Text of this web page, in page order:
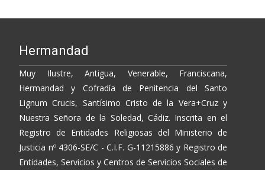
Hermandad
Muy Ilustre, Antigua, Venerable, Franciscana,
Hermandad y Cofradía de Penitencia del Santo
Lignum Crucis, Santísimo Cristo de la Vera+Cruz y
Nuestra Señora de la Soledad, Cádiz. Inscrita en el
Registro de Entidades Religiosas del Ministerio de
Justicia nº 4306-SE/C - C.I.F. G-11215886 y Registro de
Entidades, Servicios y Centros de Servicios Sociales de